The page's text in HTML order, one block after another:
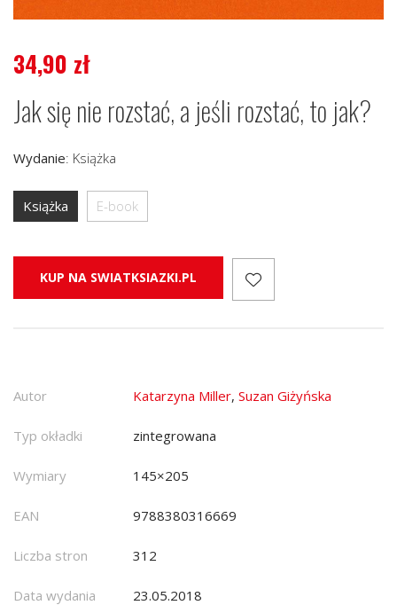
34,90 zł
Jak się nie rozstać, a jeśli rozstać, to jak?
Wydanie: Książka
Książka E-book
KUP NA SWIATKSIAZKI.PL
Autor Katarzyna Miller, Suzan Giżyńska
Typ okładki zintegrowana
Wymiary 145×205
EAN 9788380316669
Liczba stron 312
Data wydania 23.05.2018